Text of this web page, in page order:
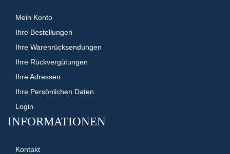
Mein Konto
Ihre Bestellungen
Ihre Warenrücksendungen
Ihre Rückvergütungen
Ihre Adressen
Ihre Persönlichen Daten
Login
INFORMATIONEN
Kontakt